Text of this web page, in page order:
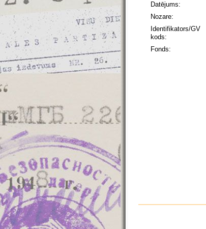
Datējums:
Nozare:
Identifikators/GV
kods:
Fonds: